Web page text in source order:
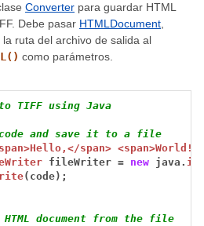
Converter para guardar HTML
Debe pasar HTMLDocument
la ruta del archivo de salida al
como parámetros.
TIFF using Java
code and save it to a file
span>
fileWriter = new java. io
(code);
document from the file